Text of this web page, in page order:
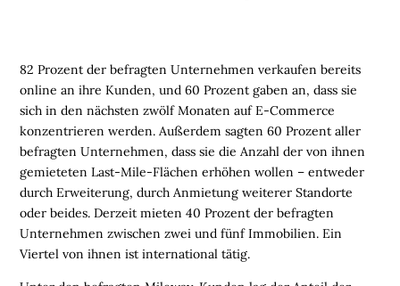
L
O
G
I
S
T
I
K
R
82 Prozent der befragten Unternehmen verkaufen bereits
online an ihre Kunden, und 60 Prozent gaben an, dass sie
sich in den nächsten zwölf Monaten auf E-Commerce
konzentrieren werden. Außerdem sagten 60 Prozent aller
befragten Unternehmen, dass sie die Anzahl der von ihnen
gemieteten Last-Mile-Flächen erhöhen wollen – entweder
durch Erweiterung, durch Anmietung weiterer Standorte
oder beides. Derzeit mieten 40 Prozent der befragten
Unternehmen zwischen zwei und fünf Immobilien. Ein
Viertel von ihnen ist international tätig.